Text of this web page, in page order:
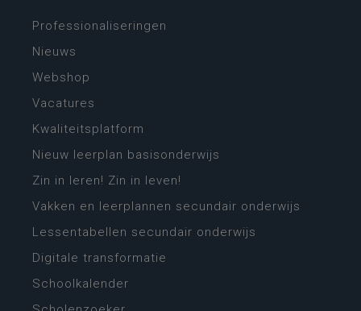
Professionaliseringen
Nieuws
Webshop
Vacatures
Kwaliteitsplatform
Nieuw leerplan basisonderwijs
Zin in leren! Zin in leven!
Vakken en leerplannen secundair onderwijs
Lessentabellen secundair onderwijs
Digitale transformatie
Schoolkalender